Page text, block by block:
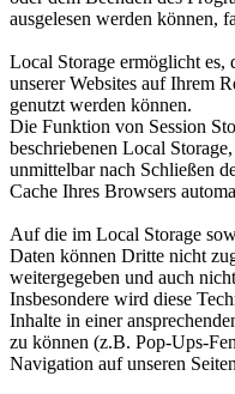
ausgelesen werden können,
Local Storage ermöglicht es,
unserer Websites auf Ihrem
genutzt werden können.
Die Funktion von Session
beschriebenen Local
unmittelbar nach Schließen
Cache Ihres Browsers
Auf die im Local Storage
Daten können Dritte nicht
weitergegeben und auch
Insbesondere wird diese
Inhalte in einer
zu können (z.B. Pop-Ups-
Navigation auf unseren